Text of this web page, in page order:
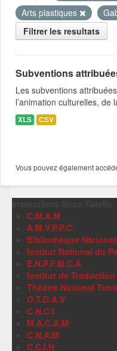
Arts plastiques
Filtrer les resultats
Subventions
Les subventions
l’animation culturelles, de
XLS CSV
Vous pouvez également
C.M.A.M
A.M.V.P.P.C
Bibliothèque
Institut National du
E.N.P.F.M.C.A
Institut de
Théâtre National
O.T.D.A.V
C.N.C.I
M.A.C.A.M
C.N.A.M
C.C.I.H